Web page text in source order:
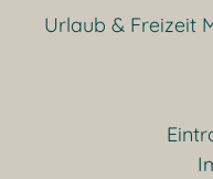
Urlaub & Freizeit